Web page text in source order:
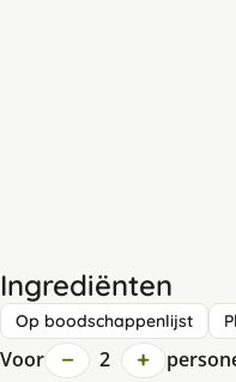
Ingrediënten
Op boodschappenlijst
Voor − 2 +